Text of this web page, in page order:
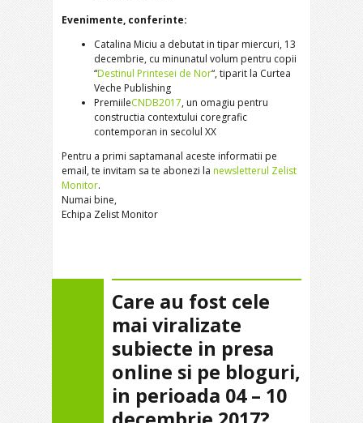
Evenimente, conferinte:
Catalina Miciu a debutat in tipar miercuri, 13
decembrie, cu minunatul volum pentru copii
“Destinul Printesei de Nor“, tiparit la Curtea
Veche Publishing
PremiileCNDB2017, un omagiu pentru
constructia contextului coregrafic
contemporan in secolul XX
Pentru a primi saptamanal aceste informatii pe
email, te invitam sa te abonezi la newsletterul Zelist
Monitor.
Numai bine,
Echipa Zelist Monitor
Care au fost cele
mai viralizate
subiecte in presa
online si pe bloguri,
in perioada 04 – 10